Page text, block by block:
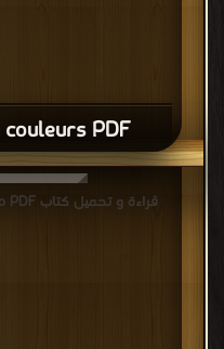
PDF
قراءة و تحميل كتاب Egito um Olhar Amoroso PDF مجانا